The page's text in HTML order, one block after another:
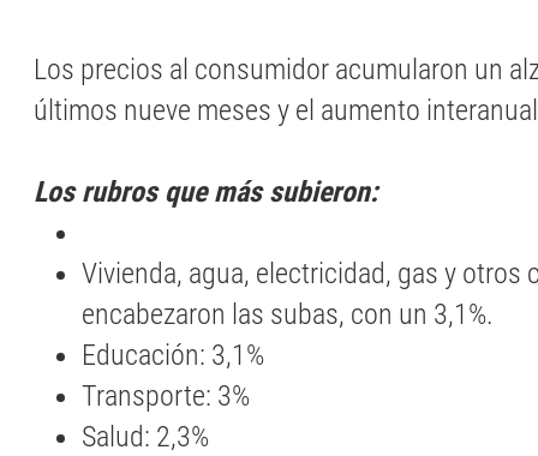
Los precios al consumidor acumularon un
últimos nueve meses y el aumento
Los rubros que más subieron:
Vivienda, agua, electricidad, gas y otros
encabezaron las subas, con un 3,1%.
Educación: 3,1%
Transporte: 3%
Salud: 2,3%